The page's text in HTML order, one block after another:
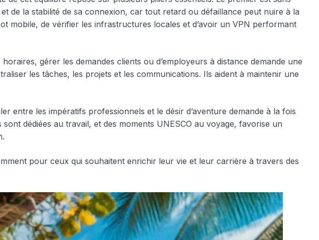
de la stabilité de sa connexion, car tout retard ou défaillance peut nuire à la
mobile, de vérifier les infrastructures locales et d’avoir un VPN performant
gérer les demandes clients ou d’employeurs à distance demande une
les tâches, les projets et les communications. Ils aident à maintenir une
entre les impératifs professionnels et le désir d’aventure demande à la fois
dédiées au travail, et des moments UNESCO au voyage, favorise un
pour ceux qui souhaitent enrichir leur vie et leur carrière à travers des